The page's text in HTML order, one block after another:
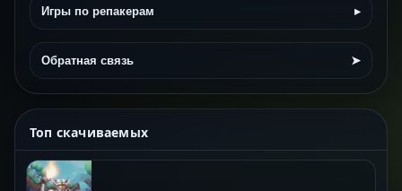
Игры по репакерам ▸
Обратная связь ➤
Топ скачиваемых